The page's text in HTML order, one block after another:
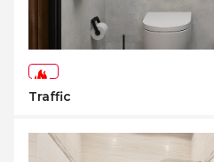
Traffic
-40%